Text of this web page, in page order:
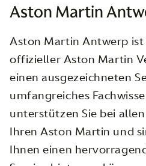
Aston Martin
Aston Martin Antwerp
offizieller Aston Martin
einen ausgezeichneten
umfangreiches
unterstützen Sie bei
Ihren Aston Martin und
Ihnen einen